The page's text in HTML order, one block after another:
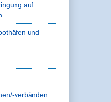
auf
und
verbänden